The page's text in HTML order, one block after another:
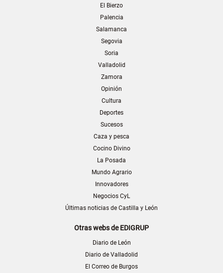
El Bierzo
Palencia
Salamanca
Segovia
Soria
Valladolid
Zamora
Opinión
Cultura
Deportes
Sucesos
Caza y pesca
Cocino Divino
La Posada
Mundo Agrario
Innovadores
Negocios CyL
Últimas noticias de Castilla y León
Otras webs de EDIGRUP
Diario de León
Diario de Valladolid
El Correo de Burgos